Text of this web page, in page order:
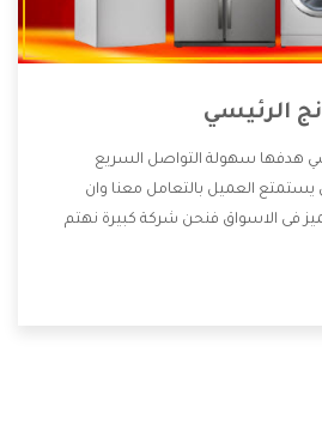
الرئيسي
هدفها سهولة التواصل السريع
يستمتع العميل بالتعامل معنا وان
فى الاسواق فنحن شركة كبيرة نهتم
خدمة الصيانة التى تكون من أهم